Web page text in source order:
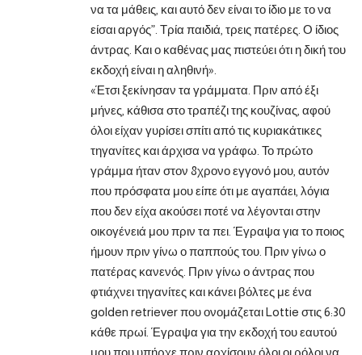
να τα μάθεις, και αυτό δεν είναι το ίδιο με το να
είσαι αργός”. Τρία παιδιά, τρεις πατέρες. Ο ίδιος
άντρας. Και ο καθένας μας πιστεύει ότι η δική του
εκδοχή είναι η αληθινή».
«Έτσι ξεκίνησαν τα γράμματα. Πριν από έξι
μήνες, κάθισα στο τραπέζι της κουζίνας, αφού
όλοι είχαν γυρίσει σπίτι από τις κυριακάτικες
τηγανίτες και άρχισα να γράφω. Το πρώτο
γράμμα ήταν στον 8χρονο εγγονό μου, αυτόν
που πρόσφατα μου είπε ότι με αγαπάει, λόγια
που δεν είχα ακούσει ποτέ να λέγονται στην
οικογένειά μου πριν τα πει. Έγραψα για το ποιος
ήμουν πριν γίνω ο παππούς του. Πριν γίνω ο
πατέρας κανενός. Πριν γίνω ο άντρας που
φτιάχνει τηγανίτες και κάνει βόλτες με ένα
golden retriever που ονομάζεται Lottie στις 6:30
κάθε πρωί. Έγραψα για την εκδοχή του εαυτού
μου που υπήρχε πριν αρχίσουν όλοι οι ρόλοι να